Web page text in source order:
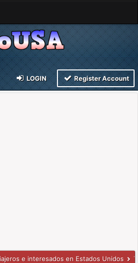
LOGIN Register Account
e interesados en Estados Unidos